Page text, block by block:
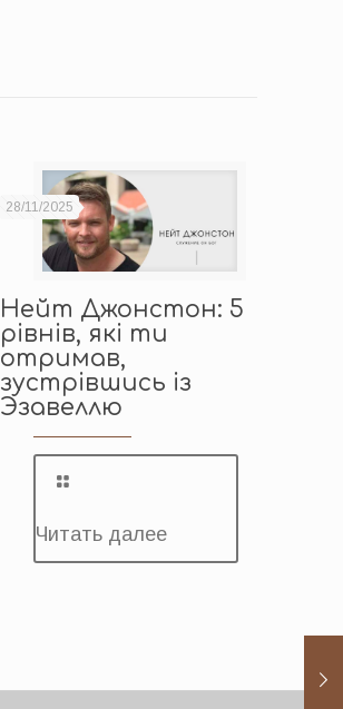
28/11/2025
Нейт Джонстон: 5
рівнів, які ти
отримав,
зустрівшись із
Эзавеллю
Читать далее